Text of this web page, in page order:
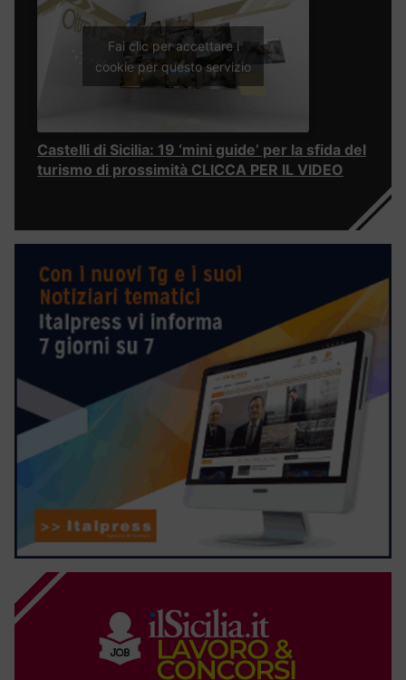
Fai clic per accettare i
cookie per questo servizio
Castelli di Sicilia: 19 ‘mini guide’ per la sfida del
turismo di prossimità CLICCA PER IL VIDEO